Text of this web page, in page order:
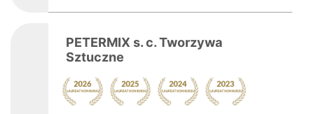
PETERMIX s. c. Tworzywa
Sztuczne